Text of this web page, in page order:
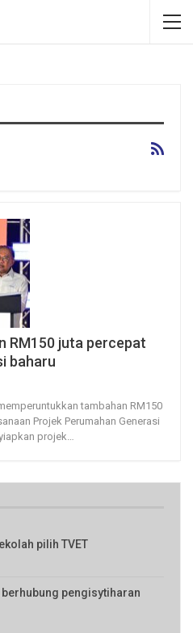
RM150 juta percepat
baharu
tambahan RM150
Projek Perumahan Generasi
projek
pilih TVET
pengisytiharan